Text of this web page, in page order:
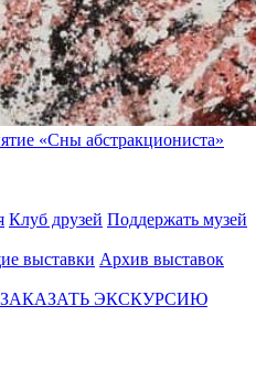
«Сны абстракциониста»
Клуб друзей Поддержать музей
выставки Архив выставок
ЗАКАЗАТЬ ЭКСКУРСИЮ